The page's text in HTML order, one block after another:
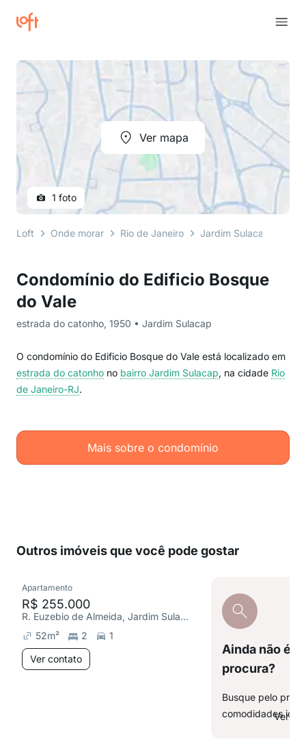
Condomínio do Edificio Bosque
do Vale
estrada do catonho, 1950 • Jardim Sulacap
O condomínio do Edificio Bosque do Vale está localizado em
estrada do catonho no bairro Jardim Sulacap, na cidade Rio
de Janeiro-RJ.
Mais sobre o condomínio
Ver mapa
1 foto
Loft Onde morar Rio de Janeiro Jardim Sulacap
Outros imóveis que você pode gostar
Apartamento
R$ 255.000
R. Euzebio de Almeida, Jardim Sulacap
52m² 2
1
Ver contato
Ainda não é
procura?
Busque pelo
comodidadesVer